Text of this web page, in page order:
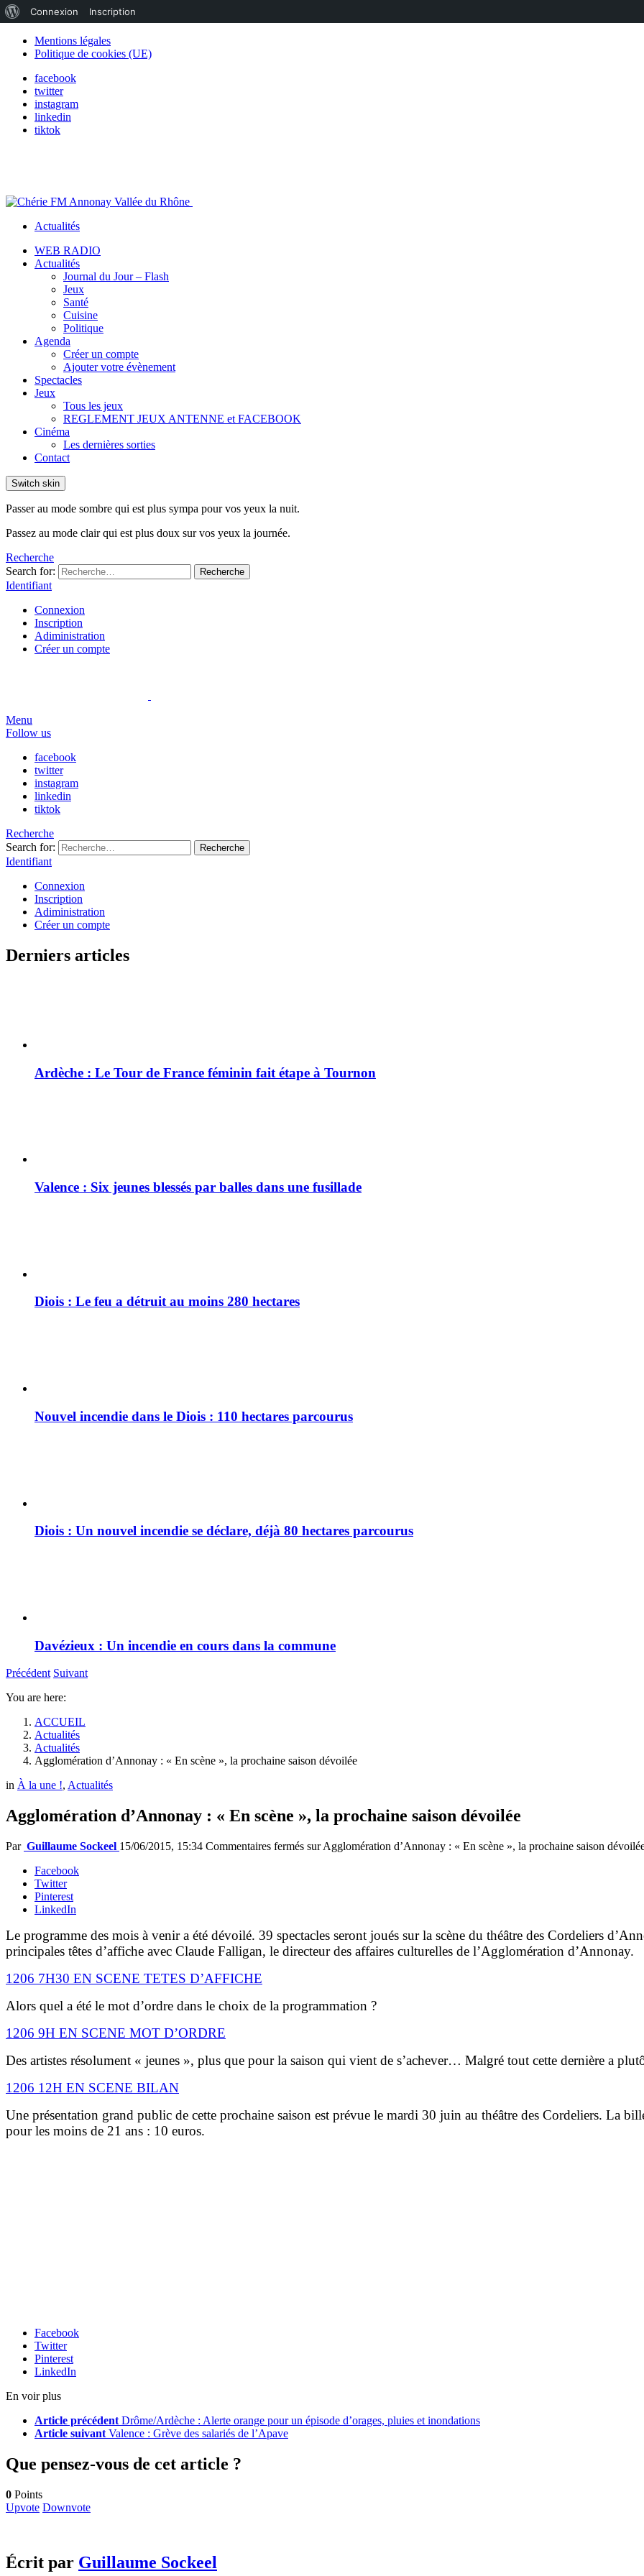
Mentions légales
Politique de cookies (UE)
facebook
twitter
instagram
linkedin
tiktok
Actualités
WEB RADIO
Actualités
Journal du Jour – Flash
Jeux
Santé
Cuisine
Politique
Agenda
Créer un compte
Ajouter votre évènement
Spectacles
Jeux
Tous les jeux
REGLEMENT JEUX ANTENNE et FACEBOOK
Cinéma
Les dernières sorties
Contact
Switch skin
Passer au mode sombre qui est plus sympa pour vos yeux la nuit.
Passez au mode clair qui est plus doux sur vos yeux la journée.
Recherche
Search for:
Recherche
Identifiant
Connexion
Inscription
Adiministration
Créer un compte
Menu
Follow us
facebook
twitter
instagram
linkedin
tiktok
Recherche
Search for:
Recherche
Identifiant
Connexion
Inscription
Adiministration
Créer un compte
Derniers articles
Ardèche : Le Tour de France féminin fait étape à Tournon
Valence : Six jeunes blessés par balles dans une fusillade
Diois : Le feu a détruit au moins 280 hectares
Nouvel incendie dans le Diois : 110 hectares parcourus
Diois : Un nouvel incendie se déclare, déjà 80 hectares parcourus
Davézieux : Un incendie en cours dans la commune
Précédent Suivant
You are here:
ACCUEIL
Actualités
Actualités
Agglomération d’Annonay : « En scène », la prochaine saison dévoilée
in À la une !, Actualités
Agglomération d’Annonay : « En scène », la prochaine saison dévoilée
Par Guillaume Sockeel 15/06/2015, 15:34 Commentaires fermés sur Agglomération d’Annonay : « En scène », la prochaine saison
Facebook
Twitter
Pinterest
LinkedIn
Le programme des mois à venir a été dévoilé. 39 spectacles seront joués sur la scène du théâtre des Cordeliers
principales têtes d’affiche avec Claude Falligan, le directeur des affaires culturelles de l’Agglomération d’Annonay.
1206 7H30 EN SCENE TETES D’AFFICHE
Alors quel a été le mot d’ordre dans le choix de la programmation ?
1206 9H EN SCENE MOT D’ORDRE
Des artistes résolument « jeunes », plus que pour la saison qui vient de s’achever… Malgré tout cette dernière a
1206 12H EN SCENE BILAN
Une présentation grand public de cette prochaine saison est prévue le mardi 30 juin au théâtre des Cordeliers. La
pour les moins de 21 ans : 10 euros.
Facebook
Twitter
Pinterest
LinkedIn
En voir plus
Article précédent Drôme/Ardèche : Alerte orange pour un épisode d’orages, pluies et inondations
Article suivant Valence : Grève des salariés de l’Apave
Que pensez-vous de cet article ?
0 Points
Upvote Downvote
Écrit par Guillaume Sockeel
de
WordPress
Connexion Inscription